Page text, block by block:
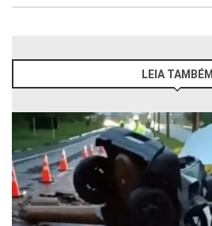
LEIA TAMBÉM